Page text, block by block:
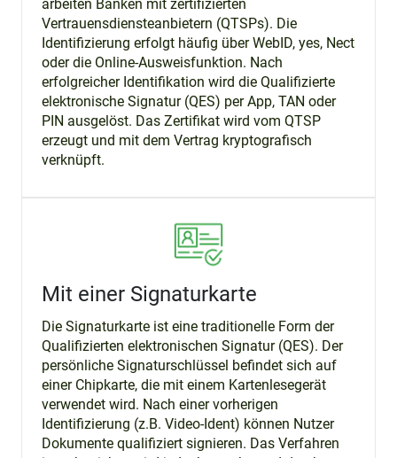
arbeiten Banken mit zertifizierten
Vertrauensdiensteanbietern (QTSPs). Die
Identifizierung erfolgt häufig über WebID, yes, Nect
oder die Online-Ausweisfunktion. Nach
erfolgreicher Identifikation wird die Qualifizierte
elektronische Signatur (QES) per App, TAN oder
PIN ausgelöst. Das Zertifikat wird vom QTSP
erzeugt und mit dem Vertrag kryptografisch
verknüpft.
Mit einer Signaturkarte
Die Signaturkarte ist eine traditionelle Form der
Qualifizierten elektronischen Signatur (QES). Der
persönliche Signaturschlüssel befindet sich auf
einer Chipkarte, die mit einem Kartenlesegerät
verwendet wird. Nach einer vorherigen
Identifizierung (z.B. Video-Ident) können Nutzer
Dokumente qualifiziert signieren. Das Verfahren